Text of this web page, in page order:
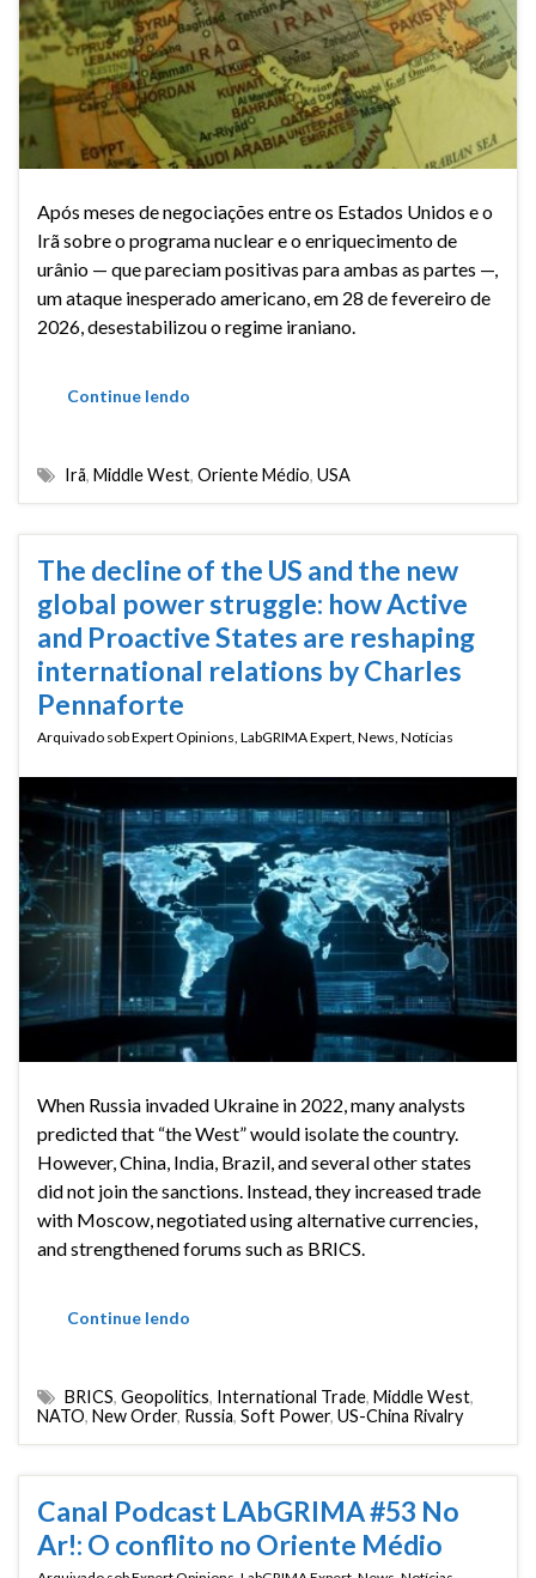
Após meses de negociações entre os Estados Unidos e o
Irã sobre o programa nuclear e o enriquecimento de
urânio — que pareciam positivas para ambas as partes —,
um ataque inesperado americano, em 28 de fevereiro de
2026, desestabilizou o regime iraniano.
Continue lendo
Irã, Middle West, Oriente Médio, USA
The decline of the US and the new
global power struggle: how Active
and Proactive States are reshaping
international relations by Charles
Pennaforte
Arquivado sobExpert Opinions LabGRIMA Expert News Notícias
When Russia invaded Ukraine in 2022, many analysts
predicted that “the West” would isolate the country.
However, China, India, Brazil, and several other states
did not join the sanctions. Instead, they increased trade
with Moscow, negotiated using alternative currencies,
and strengthened forums such as BRICS.
Continue lendo
BRICS, Geopolitics, International Trade, Middle West,
NATO, New Order, Russia, Soft Power, US-China Rivalry
Canal Podcast LAbGRIMA #53 No
Ar!: O conflito no Oriente Médio